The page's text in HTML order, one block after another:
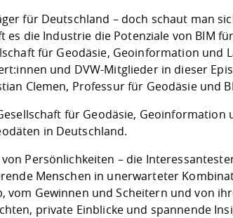
für Deutschland – doch schaut man
es die Industrie die Potenziale von BIM
für Geodäsie, Geoinformation
und DVW-Mitglieder in dieser
Clemen, Professur für Geodäsie und
für Geodäsie,
in Deutschland.
Persönlichkeiten – die
Menschen in unerwarteter
vom Gewinnen und Scheitern und von
private Einblicke und spannende